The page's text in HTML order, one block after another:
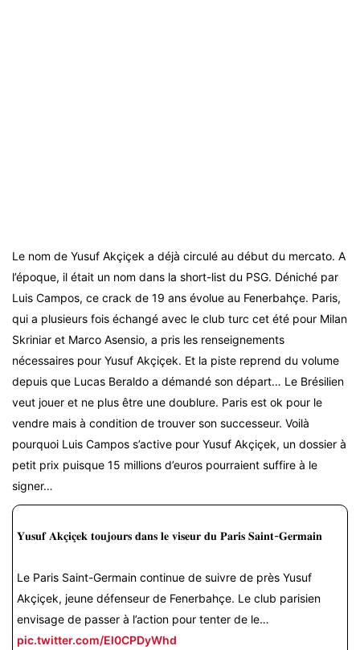
Le nom de Yusuf Akçiçek a déjà circulé au début du mercato. A
l’époque, il était un nom dans la short-list du PSG. Déniché par
Luis Campos, ce crack de 19 ans évolue au Fenerbahçe. Paris,
qui a plusieurs fois échangé avec le club turc cet été pour Milan
Skriniar et Marco Asensio, a pris les renseignements
nécessaires pour Yusuf Akçiçek. Et la piste reprend du volume
depuis que Lucas Beraldo a démandé son départ… Le Brésilien
veut jouer et ne plus être une doublure. Paris est ok pour le
vendre mais à condition de trouver son successeur. Voilà
pourquoi Luis Campos s’active pour Yusuf Akçiçek, un dossier à
petit prix puisque 15 millions d’euros pourraient suffire à le
signer…
𝐘𝐮𝐬𝐮𝐟 𝐀𝐤𝐜̧𝐢𝐜̧𝐞𝐤 𝐭𝐨𝐮𝐣𝐨𝐮𝐫𝐬 𝐝𝐚𝐧𝐬 𝐥𝐞 𝐯𝐢𝐬𝐞𝐮𝐫 𝐝𝐮 𝐏𝐚𝐫𝐢𝐬 𝐒𝐚𝐢𝐧𝐭-𝐆𝐞𝐫𝐦𝐚𝐢𝐧
Le Paris Saint-Germain continue de suivre de près Yusuf
Akçiçek, jeune défenseur de Fenerbahçe. Le club parisien
envisage de passer à l’action pour tenter de le…
pic.twitter.com/El0CPDyWhd